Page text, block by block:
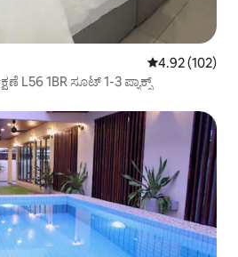
5 ರಲ್ಲಿ 4.92
4.92 (102)
L56 1BR ಸೂಟ್ 1-3 ಪ್ಯಾಕ್ಸ್